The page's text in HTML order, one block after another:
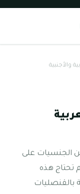
والأجنبية
الجنسيات على
تحتاج هذه
بالقنصليات